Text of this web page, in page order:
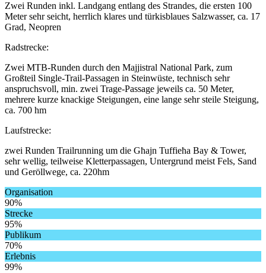
Zwei Runden inkl. Landgang entlang des Strandes, die ersten 100
Meter sehr seicht, herrlich klares und türkisblaues Salzwasser, ca. 17
Grad, Neopren
Radstrecke:
Zwei MTB-Runden durch den Majjistral National Park, zum
Großteil Single-Trail-Passagen in Steinwüste, technisch sehr
anspruchsvoll, min. zwei Trage-Passage jeweils ca. 50 Meter,
mehrere kurze knackige Steigungen, eine lange sehr steile Steigung,
ca. 700 hm
Laufstrecke:
zwei Runden Trailrunning um die Għajn Tuffieħa Bay & Tower,
sehr wellig, teilweise Kletterpassagen, Untergrund meist Fels, Sand
und Geröllwege, ca. 220hm
Organisation
90%
Strecke
95%
Publikum
70%
Erlebnis
99%